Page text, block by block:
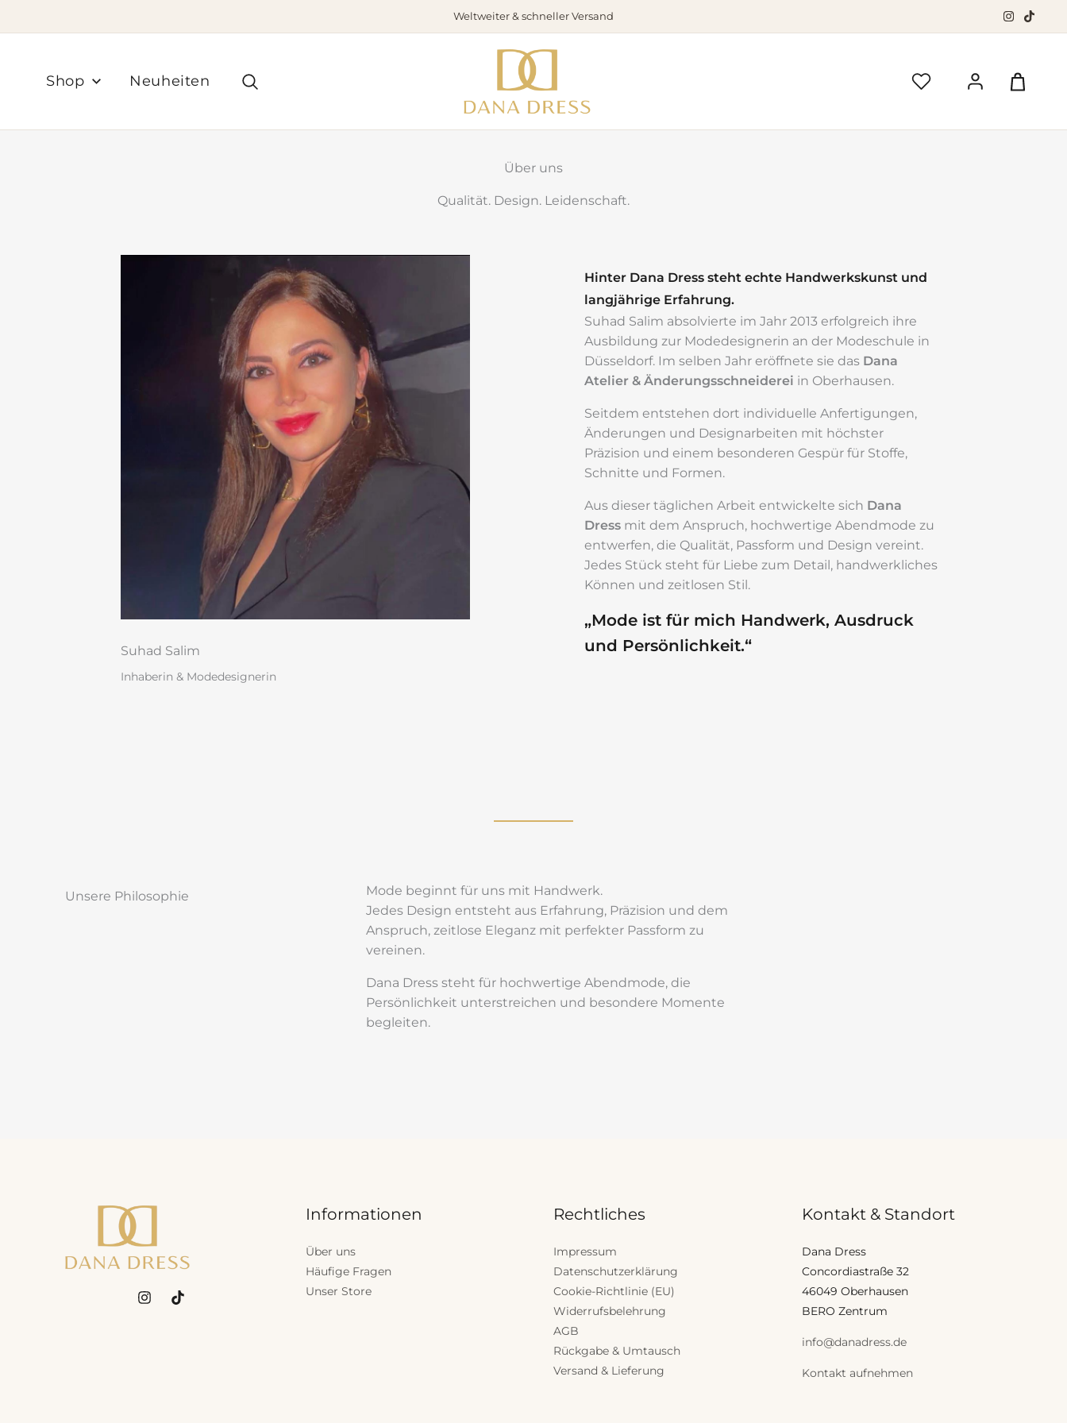
Weltweiter & schneller Versand
Shop Neuheiten
Suchen
Über uns
Qualität. Design. Leidenschaft.
Suhad Salim
Inhaberin & Modedesignerin
Hinter Dana Dress steht echte Handwerkskunst und
langjährige Erfahrung.
Suhad Salim absolvierte im Jahr 2013 erfolgreich ihre
Ausbildung zur Modedesignerin an der Modeschule in
Düsseldorf. Im selben Jahr eröffnete sie das Dana
Atelier & Änderungsschneiderei in Oberhausen.
Seitdem entstehen dort individuelle Anfertigungen,
Änderungen und Designarbeiten mit höchster
Präzision und einem besonderen Gespür für Stoffe,
Schnitte und Formen.
Aus dieser täglichen Arbeit entwickelte sich Dana
Dress mit dem Anspruch, hochwertige Abendmode zu
entwerfen, die Qualität, Passform und Design vereint.
Jedes Stück steht für Liebe zum Detail, handwerkliches
Können und zeitlosen Stil.
„Mode ist für mich Handwerk, Ausdruck
und Persönlichkeit.“
Unsere Philosophie
Mode beginnt für uns mit Handwerk.
Jedes Design entsteht aus Erfahrung, Präzision und dem
Anspruch, zeitlose Eleganz mit perfekter Passform zu
vereinen.
Dana Dress steht für hochwertige Abendmode, die
Persönlichkeit unterstreichen und besondere Momente
begleiten.
Informationen
Über uns
Häufige Fragen
Unser Store
Rechtliches
Impressum
Datenschutzerklärung
Cookie-Richtlinie (EU)
Widerrufsbelehrung
AGB
Rückgabe & Umtausch
Versand & Lieferung
Kontakt & Standort
Dana Dress
Concordiastraße 32
46049 Oberhausen
BERO Zentrum
info@danadress.de
Kontakt aufnehmen